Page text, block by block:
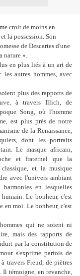
croit de moins en
la possession. Son
de Descartes d'une
nature ».
en plus liés à un art de
autres hommes, avec
plus des rapports de
à travers Illich, de
Song, où l'homme
est plus près de notre
de la Renaissance,
dont les portraits
Le masque africain,
et fraternel que la
et la musique
avec l'univers ambiant
en lesquelles
Le bonheur, c'est
en moi. Le bonheur, c'est
qui ne soient ni
mais des rapports de
par la constitution de
s'exprime parfois de
travers Freud, de piètres
Il témoigne, en revanche,